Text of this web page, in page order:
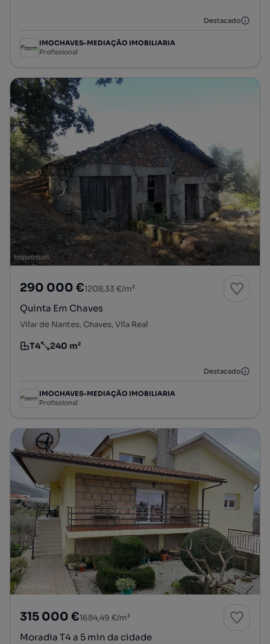
Destacado
IMOCHAVES-MEDIAÇÃO IMOBILIARIA
Profissional
290 000 €1208,33 €/m²
Quinta Em Chaves
Vilar de Nantes, Chaves, Vila Real
Tipologia
T4
Preço por metro quadrado
240 m²
Destacado
IMOCHAVES-MEDIAÇÃO IMOBILIARIA
Profissional
315 000 €1684,49 €/m²
Moradia T4 a 5 min da cidade